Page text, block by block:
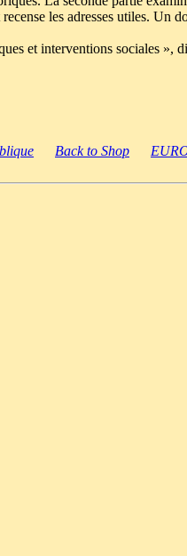
les adresses utiles. Un
et interventions sociales »,
Back to Shop